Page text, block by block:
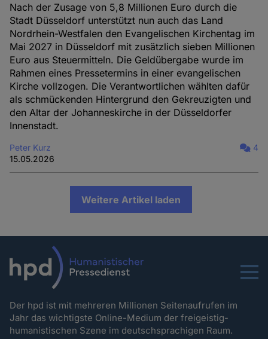
Nach der Zusage von 5,8 Millionen Euro durch die
Stadt Düsseldorf unterstützt nun auch das Land
Nordrhein-Westfalen den Evangelischen Kirchentag im
Mai 2027 in Düsseldorf mit zusätzlich sieben Millionen
Euro aus Steuermitteln. Die Geldübergabe wurde im
Rahmen eines Pressetermins in einer evangelischen
Kirche vollzogen. Die Verantwortlichen wählten dafür
als schmückenden Hintergrund den Gekreuzigten und
den Altar der Johanneskirche in der Düsseldorfer
Innenstadt.
Peter Kurz
15.05.2026
4
Weitere Artikel laden
Menu
Der hpd ist mit mehreren Millionen Seitenaufrufen im
Jahr das wichtigste Online-Medium der freigeistig-
humanistischen Szene im deutschsprachigen Raum.